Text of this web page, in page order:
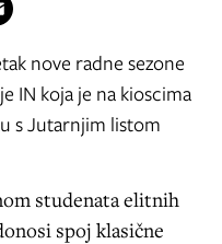
nove radne sezone
IN koja je na kioscima
s Jutarnjim listom
studenata elitnih
spoj klasične